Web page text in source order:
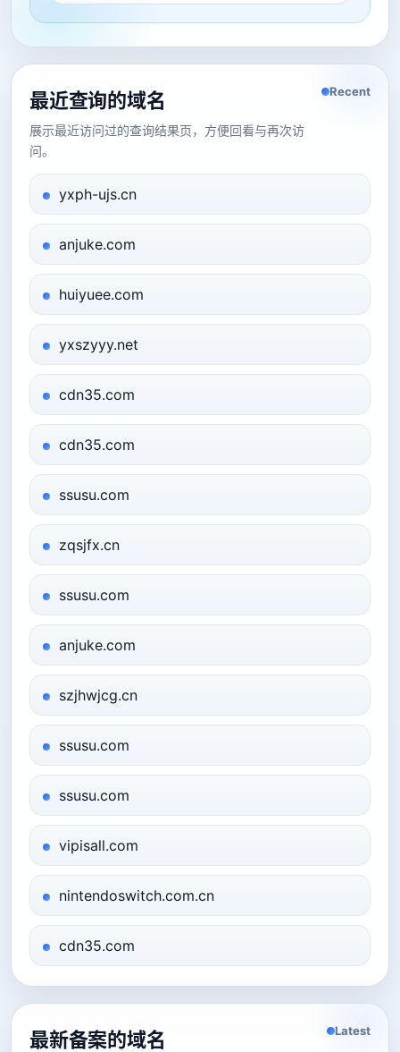
最近查询的域名
展示最近访问过的查询结果页，方便回看与再次访
问。
Recent
yxph-ujs.cn
anjuke.com
huiyuee.com
yxszyyy.net
cdn35.com
cdn35.com
ssusu.com
zqsjfx.cn
ssusu.com
anjuke.com
szjhwjcg.cn
ssusu.com
ssusu.com
vipisall.com
nintendoswitch.com.cn
cdn35.com
最新备案的域名 Latest